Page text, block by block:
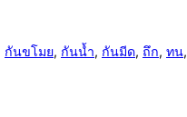
กันขโมย, กันน้ำ, กันมีด, ถึก, ทน,